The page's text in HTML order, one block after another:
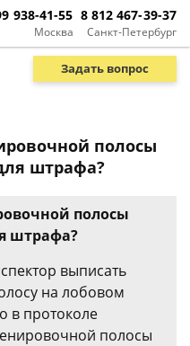
Москва
938-41-55
Санкт-Петербург
8 812 467-39-37
Задать вопрос
полосы
штрафа?
полосы
штрафа?
выписать
на лобовом
в протоколе
полосы